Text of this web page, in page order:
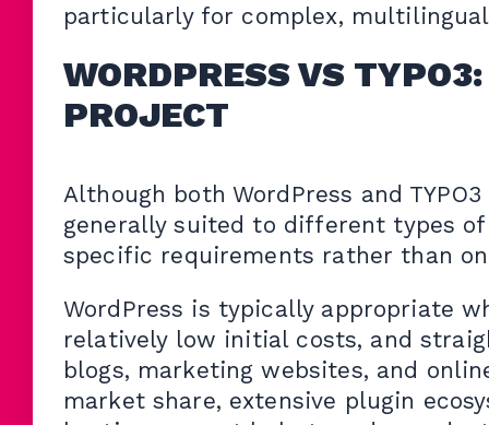
particularly for complex,
WORDPRESS VS
PROJECT
Although both WordPress and
generally suited to different types
specific requirements rather than
WordPress is typically appropriate
relatively low initial costs, and
blogs, marketing websites, and
market share, extensive plugin